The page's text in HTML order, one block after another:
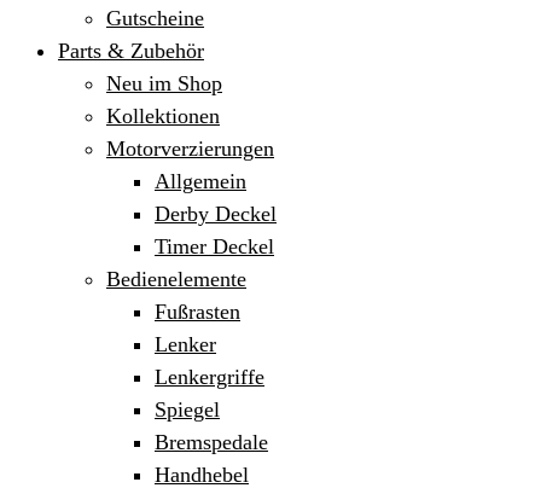
Gutscheine
Parts & Zubehör
Neu im Shop
Kollektionen
Motorverzierungen
Allgemein
Derby Deckel
Timer Deckel
Bedienelemente
Fußrasten
Lenker
Lenkergriffe
Spiegel
Bremspedale
Handhebel